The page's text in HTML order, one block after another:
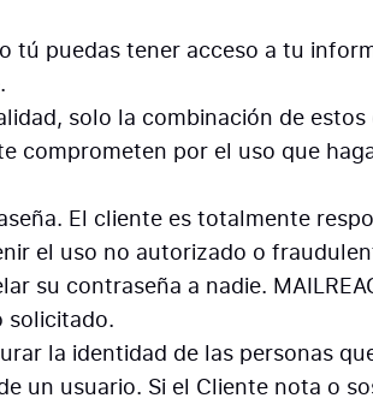
tú puedas tener acceso a tu
solo la combinación de
comprometen por el uso que
El cliente es totalmente
el uso no autorizado o
su contraseña a nadie.
solicitado.
la identidad de las personas
un usuario. Si el Cliente nota o